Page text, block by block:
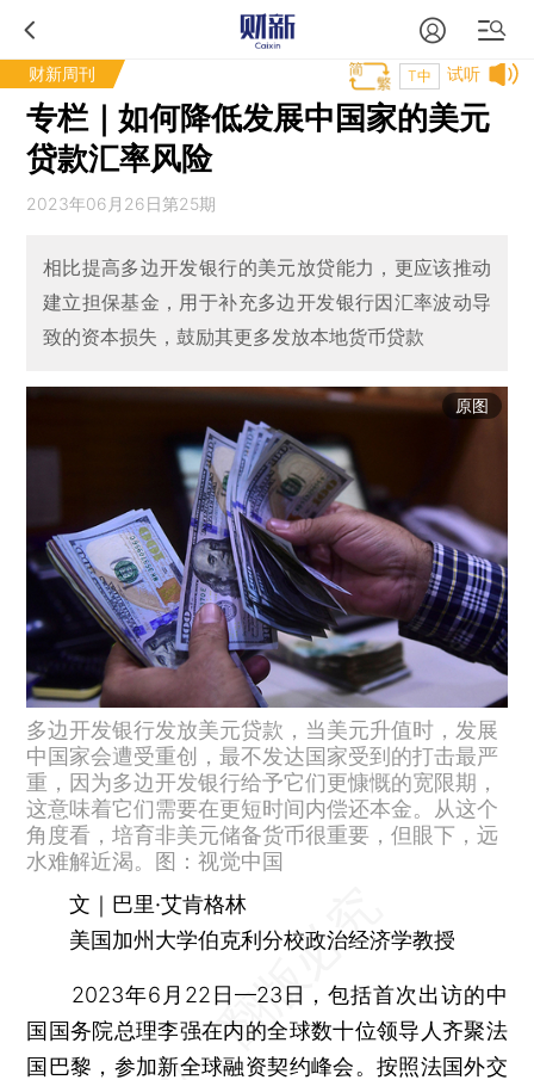
财新周刊 试听
T中
专栏｜如何降低发展中国家的美元
贷款汇率风险
2023年06月26日第25期
相比提高多边开发银行的美元放贷能力，更应该推动
建立担保基金，用于补充多边开发银行因汇率波动导
致的资本损失，鼓励其更多发放本地货币贷款
原图
多边开发银行发放美元贷款，当美元升值时，发展
中国家会遭受重创，最不发达国家受到的打击最严
重，因为多边开发银行给予它们更慷慨的宽限期，
这意味着它们需要在更短时间内偿还本金。从这个
角度看，培育非美元储备货币很重要，但眼下，远
水难解近渴。图：视觉中国
文｜巴里·艾肯格林
美国加州大学伯克利分校政治经济学教授
2023年6月22日—23日，包括首次出访的中
国国务院总理李强在内的全球数十位领导人齐聚法
国巴黎，参加新全球融资契约峰会。按照法国外交